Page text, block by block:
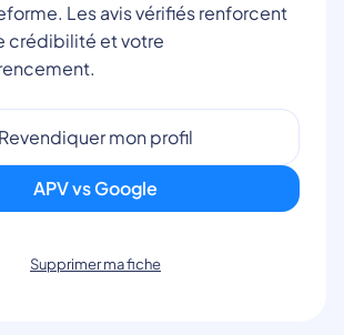
Les avis vérifiés renforcent
crédibilité et votre
Revendiquer mon profil
APV vs Google
Supprimer ma fiche